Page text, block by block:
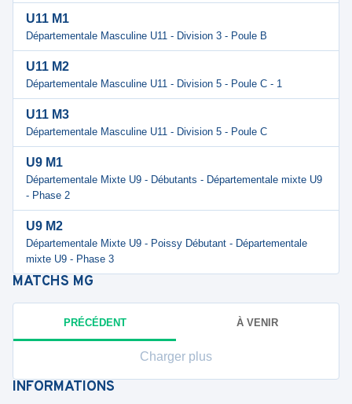
U11 M1
Départementale Masculine U11 - Division 3 - Poule B
U11 M2
Départementale Masculine U11 - Division 5 - Poule C - 1
U11 M3
Départementale Masculine U11 - Division 5 - Poule C
U9 M1
Départementale Mixte U9 - Débutants - Départementale mixte U9
- Phase 2
U9 M2
Départementale Mixte U9 - Poissy Débutant - Départementale
mixte U9 - Phase 3
MATCHS MG
PRÉCÉDENT À VENIR
Charger plus
INFORMATIONS